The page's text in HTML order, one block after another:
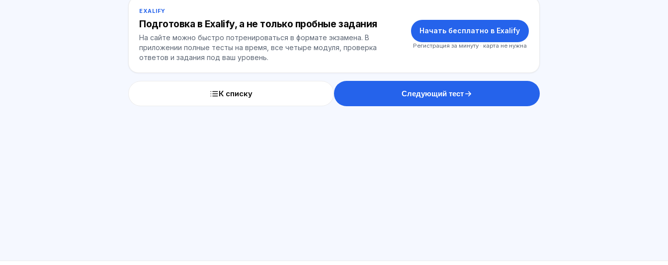
EXALIFY
Подготовка в Exalify, а не только пробные задания
На сайте можно быстро потренироваться в формате экзамена. В
приложении полные тесты на время, все четыре модуля, проверка
ответов и задания под ваш уровень.
Начать бесплатно в Exalify
Регистрация за минуту · карта не нужна
К списку Следующий тест